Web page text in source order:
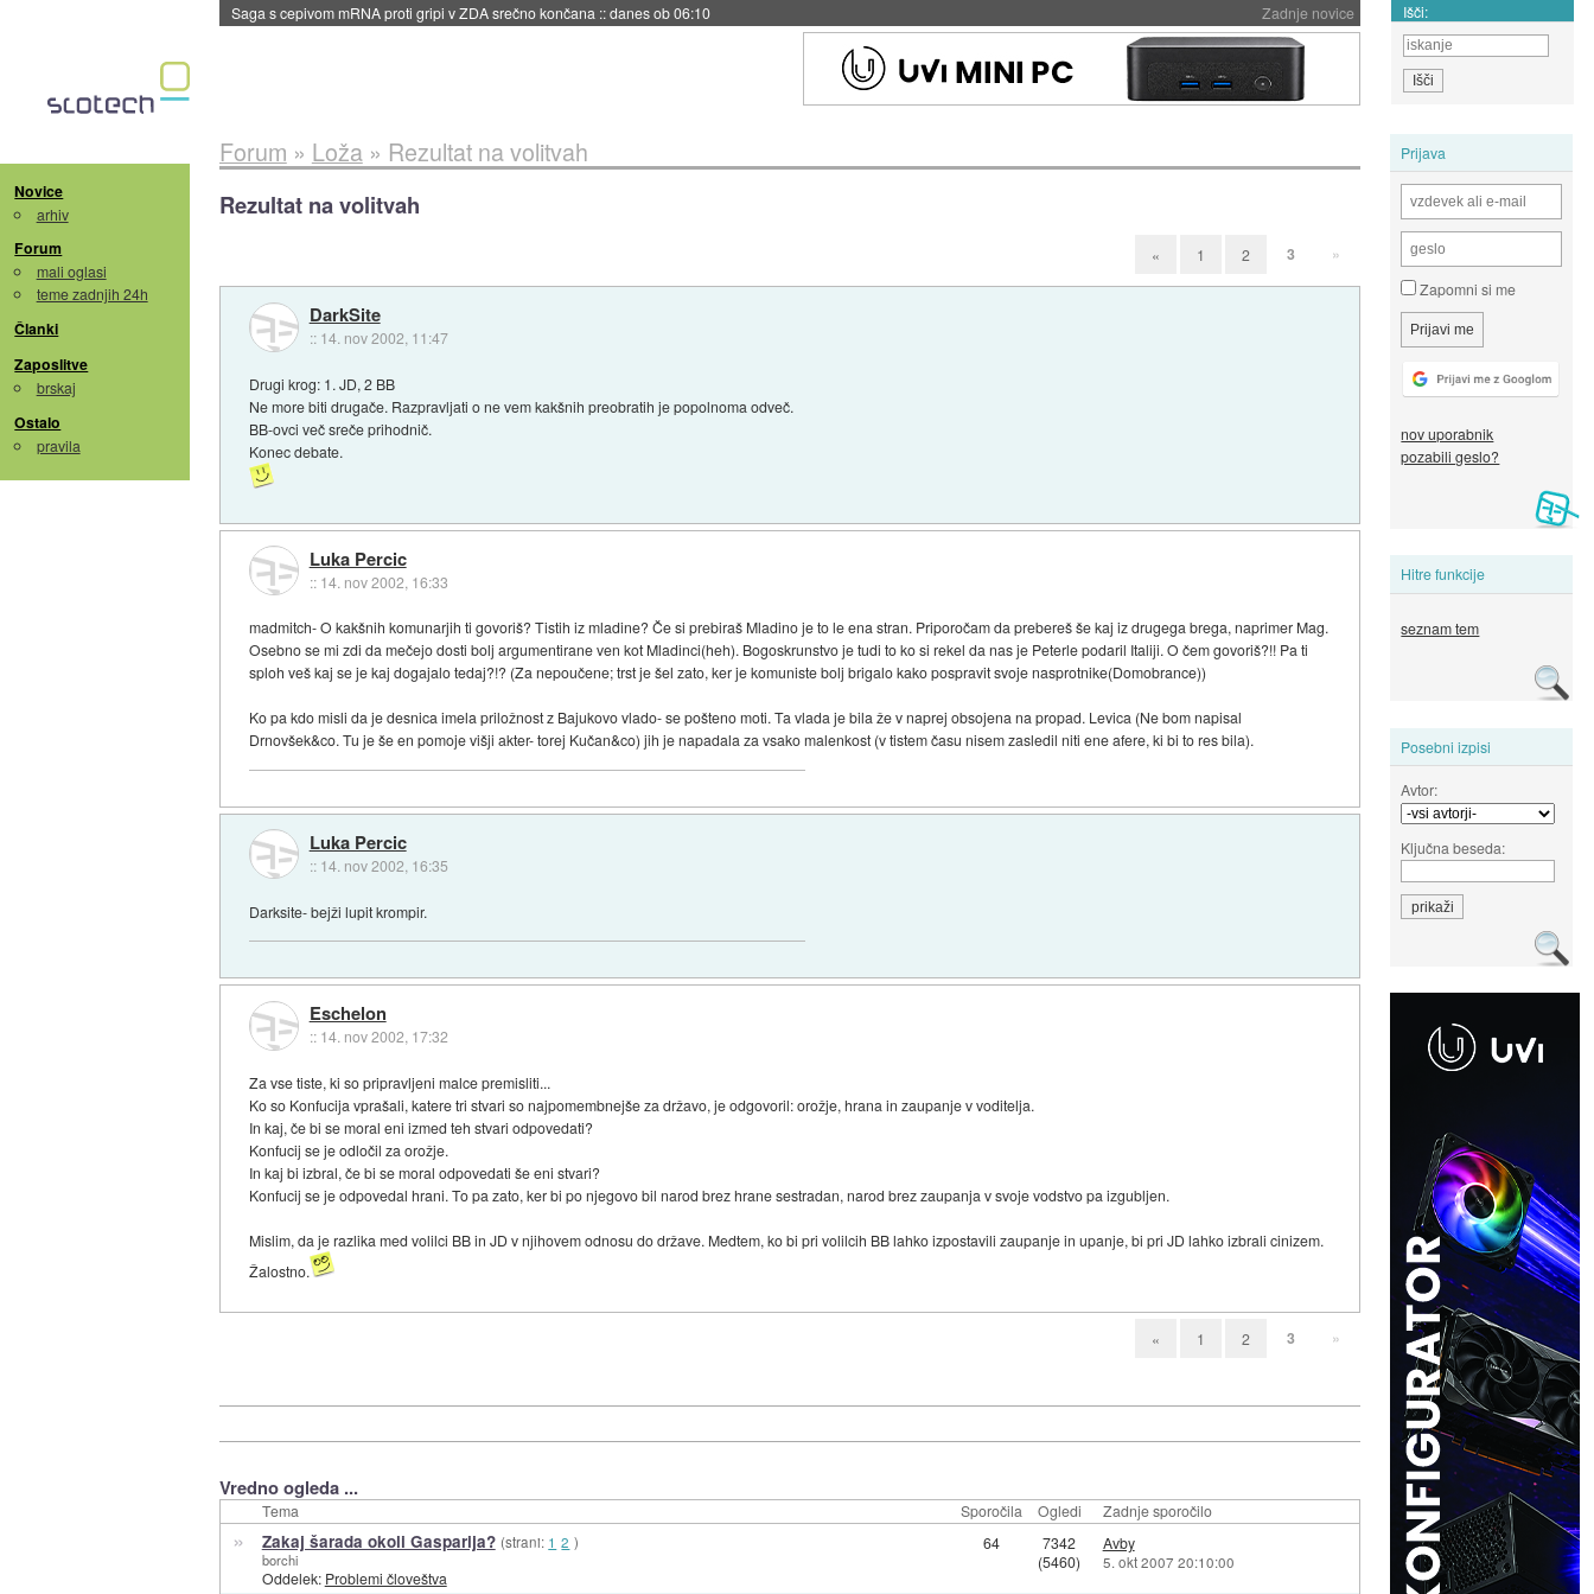
Zadnje novice
Saga s cepivom mRNA proti gripi v ZDA srečno končana ::danes ob 06:10 Išči:
Novice
arhiv
Forum
mali oglasi
teme zadnjih 24h
Članki
Zaposlitve
brskaj
Ostalo
pravila
Prijava
Zapomni si me
nov uporabnik
pozabili geslo?
Hitre funkcije
seznam tem
Posebni izpisi
Avtor:
Ključna beseda:
Forum » Loža» Rezultat na volitvah
Rezultat na volitvah
« 1 2 3 »
DarkSite
:: 14. nov 2002, 11:47
Drugi krog: 1. JD, 2 BB
Ne more biti drugače. Razpravljati o ne vem kakšnih preobratih je popolnoma odveč.
BB-ovci več sreče prihodnič.
Konec debate.
Luka Percic
:: 14. nov 2002, 16:33
madmitch- O kakšnih komunarjih ti govoriš? Tistih iz mladine? Če si prebiraš Mladino je to le ena stran. Priporočam da prebereš še kaj iz drugega brega, naprimer Mag.
Osebno se mi zdi da mečejo dosti bolj argumentirane ven kot Mladinci(heh). Bogoskrunstvo je tudi to ko si rekel da nas je Peterle podaril Italiji. O čem govoriš?!! Pa ti
sploh veš kaj se je kaj dogajalo tedaj?!? (Za nepoučene; trst je šel zato, ker je komuniste bolj brigalo kako pospravit svoje nasprotnike(Domobrance))
Ko pa kdo misli da je desnica imela priložnost z Bajukovo vlado- se pošteno moti. Ta vlada je bila že v naprej obsojena na propad. Levica (Ne bom napisal
Drnovšek&co. Tu je še en pomoje višji akter- torej Kučan&co) jih je napadala za vsako malenkost (v tistem času nisem zasledil niti ene afere, ki bi to res bila).
Luka Percic
:: 14. nov 2002, 16:35
Darksite- bejži lupit krompir.
Eschelon
:: 14. nov 2002, 17:32
Za vse tiste, ki so pripravljeni malce premisliti...
Ko so Konfucija vprašali, katere tri stvari so najpomembnejše za državo, je odgovoril: orožje, hrana in zaupanje v voditelja.
In kaj, če bi se moral eni izmed teh stvari odpovedati?
Konfucij se je odločil za orožje.
In kaj bi izbral, če bi se moral odpovedati še eni stvari?
Konfucij se je odpovedal hrani. To pa zato, ker bi po njegovo bil narod brez hrane sestradan, narod brez zaupanja v svoje vodstvo pa izgubljen.
Mislim, da je razlika med volilci BB in JD v njihovem odnosu do države. Medtem, ko bi pri volilcih BB lahko izpostavili zaupanje in upanje, bi pri JD lahko izbrali cinizem.
Žalostno.
« 1 2 3 »
Vredno ogleda ...
Tema Sporočila Ogledi Zadnje sporočilo
» Zakaj šarada okoli Gasparija? (strani: 1 2 )
borchi
Oddelek: Problemi človeštva
64
7342
(5460)
Avby
5. okt 2007 20:10:00